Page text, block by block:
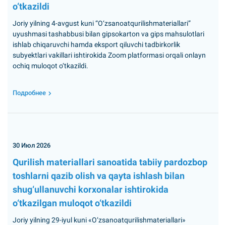
o‘tkazildi
Joriy yilning 4-avgust kuni “O‘zsanoatqurilishmateriallari”
uyushmasi tashabbusi bilan gipsokarton va gips mahsulotlari
ishlab chiqaruvchi hamda eksport qiluvchi tadbirkorlik
subyektlari vakillari ishtirokida Zoom platformasi orqali onlayn
ochiq muloqot o‘tkazildi.
Подробнее
30 Июл 2026
Qurilish materiallari sanoatida tabiiy pardozbop
toshlarni qazib olish va qayta ishlash bilan
shug‘ullanuvchi korxonalar ishtirokida
o‘tkazilgan muloqot o‘tkazildi
Joriy yilning 29-iyul kuni «O‘zsanoatqurilishmateriallari»